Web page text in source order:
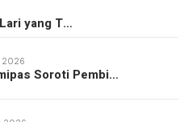
yang T…
2026
Soroti Pembi…